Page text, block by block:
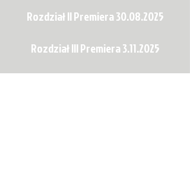
Rozdział II Premiera 30.08.2025
Rozdział III Premiera 3.11.2025